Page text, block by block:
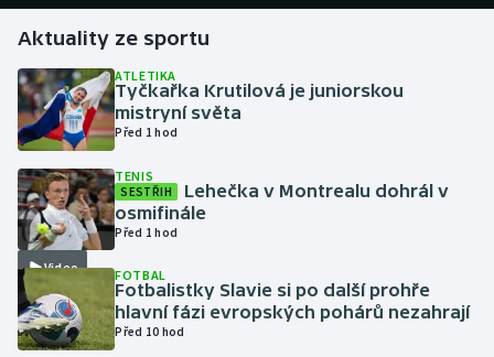
Golf
Gymnastika
Házená
Jezdectví
Judo
Krasobruslení
Aktuality ze sportu
ATLETIKA
Tyčkařka Krutilová je juniorskou
mistryní světa
Před 1 hod
Video
TENIS
SESTŘIH
Lehečka v Montrealu dohrál v
osmifinále
Před 1 hod
FOTBAL
Fotbalistky Slavie si po další prohře
hlavní fázi evropských pohárů nezahrají
Před 10 hod